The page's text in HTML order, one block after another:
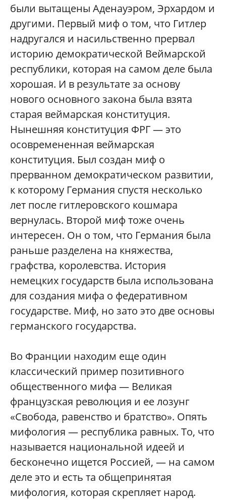
были вытащены Аденауэром, Эрхардом и
другими. Первый миф о том, что Гитлер
надругался и насильственно прервал
историю демократической Веймарской
республики, которая на самом деле была
хорошая. И в результате за основу
нового основного закона была взята
старая веймарская конституция.
Нынешняя конституция ФРГ — это
осовремененная веймарская
конституция. Был создан миф о
прерванном демократическом развитии,
к которому Германия спустя несколько
лет после гитлеровского кошмара
вернулась. Второй миф тоже очень
интересен. Он о том, что Германия была
раньше разделена на княжества,
графства, королевства. История
немецких государств была использована
для создания мифа о федеративном
государстве. Миф, но зато это две основы
германского государства.
Во Франции находим еще один
классический пример позитивного
общественного мифа — Великая
французская революция и ее лозунг
«Свобода, равенство и братство». Опять
мифология — республика равных. То, что
называется национальной идеей и
бесконечно ищется Россией, — на самом
деле это и есть та общепринятая
мифология, которая скрепляет народ.